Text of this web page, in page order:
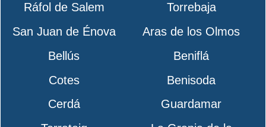
Ráfol de Salem
Torrebaja
San Juan de Énova
Aras de los Olmos
Bellús
Beniflá
Cotes
Benisoda
Cerdá
Guardamar